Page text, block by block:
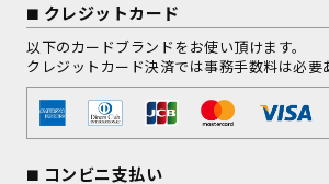
クレジットカード
以下のカードブランドをお使い頂けます。
クレジットカード決済では事務手数料は必要
コンビニ支払い